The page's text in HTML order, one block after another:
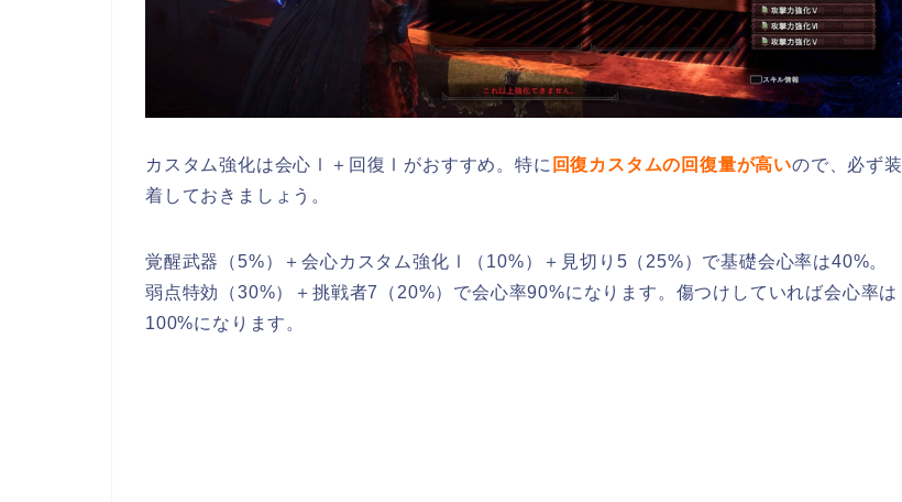
カスタム強化は会心Ⅰ＋回復Ⅰがおすすめ。特に 回復カスタムの回復量が高いので、必ず装
着しておきましょう。
覚醒武器（5%）＋会心カスタム強化Ⅰ（10%）＋見切り5（25%）で基礎会心率は40%。
弱点特効（30%）＋挑戦者7（20%）で会心率90%になります。傷つけしていれば会心率は
100%になります。